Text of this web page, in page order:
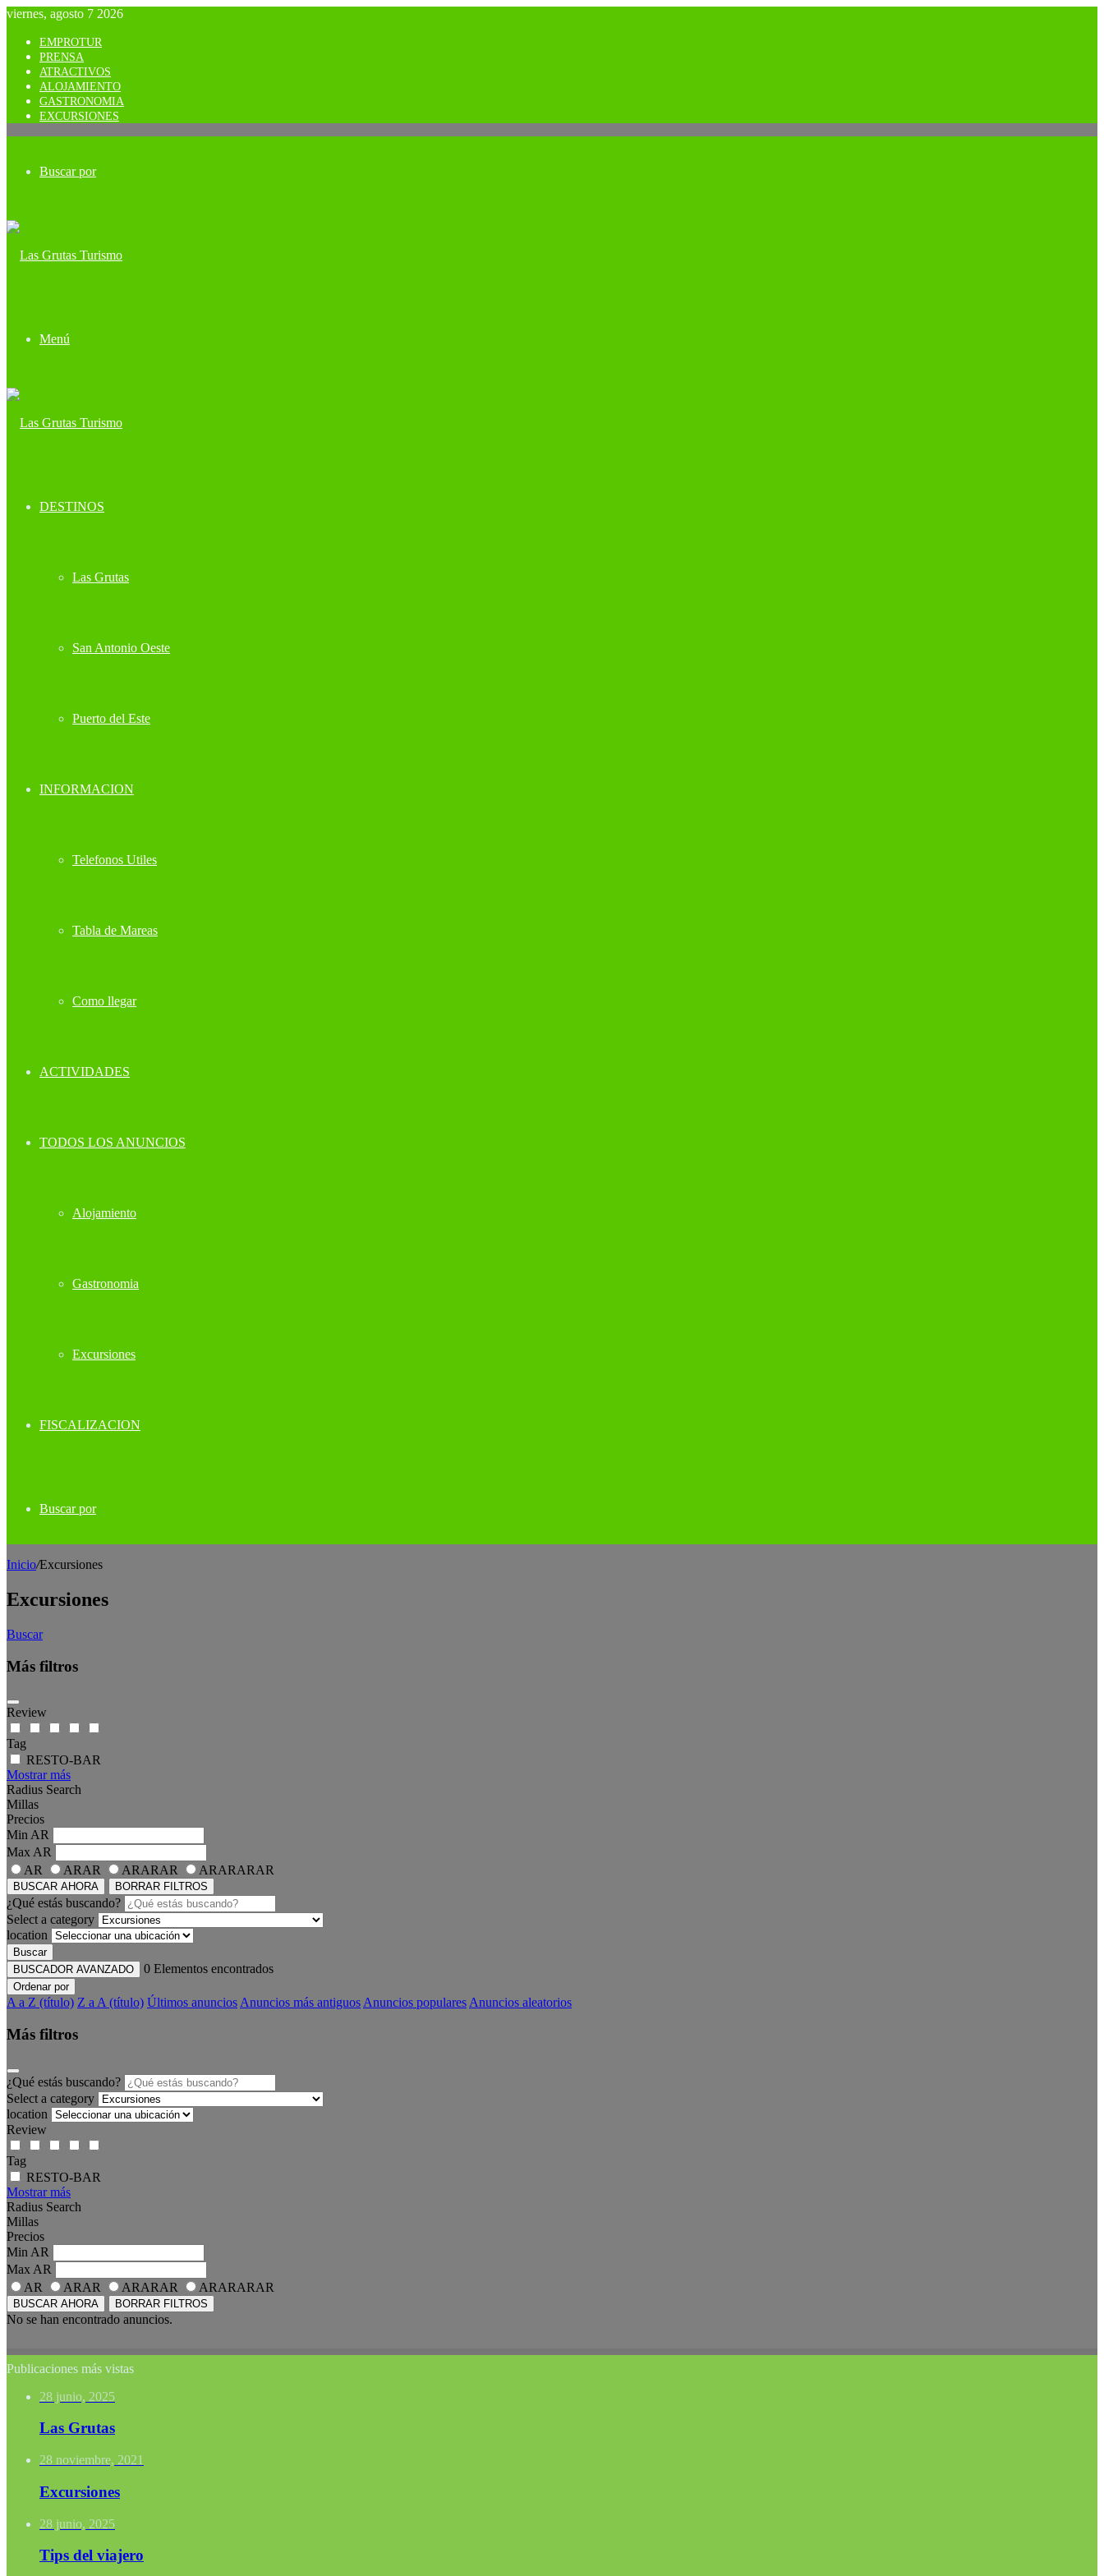
viernes, agosto 7 2026
EMPROTUR
PRENSA
ATRACTIVOS
ALOJAMIENTO
GASTRONOMIA
EXCURSIONES
Buscar por
Menú
DESTINOS
Las Grutas
San Antonio Oeste
Puerto del Este
INFORMACION
Telefonos Utiles
Tabla de Mareas
Como llegar
ACTIVIDADES
TODOS LOS ANUNCIOS
Alojamiento
Gastronomia
Excursiones
FISCALIZACION
Buscar por
Inicio/Excursiones
Excursiones
Buscar
Más filtros
Review
Tag
RESTO-BAR
Mostrar más
Radius Search
Millas
Precios
Min AR
Max AR
AR
ARAR ARARAR ARARARAR
BUSCAR AHORA BORRAR FILTROS
¿Qué estás buscando?
Select a category
location
Buscar
BUSCADOR AVANZADO
0 Elementos encontrados
Ordenar por
A a Z (título) Z a A (título) Últimos anuncios Anuncios más antiguos Anuncios populares Anuncios aleatorios
Más filtros
¿Qué estás buscando?
Select a category
location
Review
Tag
RESTO-BAR
Mostrar más
Radius Search
Millas
Precios
Min AR
Max AR
AR
ARAR ARARAR ARARARAR
BUSCAR AHORA BORRAR FILTROS
No se han encontrado anuncios.
Publicaciones más vistas
28 junio, 2025
Las Grutas
28 noviembre, 2021
Excursiones
28 junio, 2025
Tips del viajero